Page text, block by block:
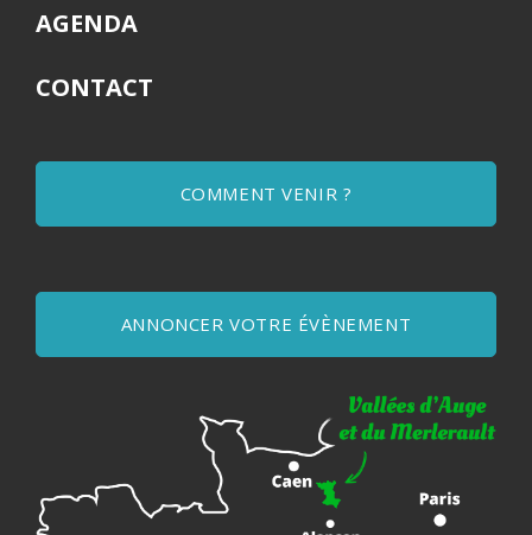
AGENDA
CONTACT
COMMENT VENIR ?
ANNONCER VOTRE ÉVÈNEMENT